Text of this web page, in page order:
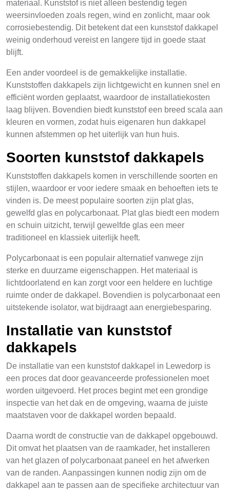
materiaal. Kunststof is niet alleen bestendig tegen
weersinvloeden zoals regen, wind en zonlicht, maar ook
corrosiebestendig. Dit betekent dat een kunststof dakkapel
weinig onderhoud vereist en langere tijd in goede staat
blijft.
Een ander voordeel is de gemakkelijke installatie.
Kunststoffen dakkapels zijn lichtgewicht en kunnen snel en
efficiënt worden geplaatst, waardoor de installatiekosten
laag blijven. Bovendien biedt kunststof een breed scala aan
kleuren en vormen, zodat huis eigenaren hun dakkapel
kunnen afstemmen op het uiterlijk van hun huis.
Soorten kunststof dakkapels
Kunststoffen dakkapels komen in verschillende soorten en
stijlen, waardoor er voor iedere smaak en behoeften iets te
vinden is. De meest populaire soorten zijn plat glas,
gewelfd glas en polycarbonaat. Plat glas biedt een modern
en schuin uitzicht, terwijl gewelfde glas een meer
traditioneel en klassiek uiterlijk heeft.
Polycarbonaat is een populair alternatief vanwege zijn
sterke en duurzame eigenschappen. Het materiaal is
lichtdoorlatend en kan zorgt voor een heldere en luchtige
ruimte onder de dakkapel. Bovendien is polycarbonaat een
uitstekende isolator, wat bijdraagt aan energiebesparing.
Installatie van kunststof
dakkapels
De installatie van een kunststof dakkapel in Lewedorp is
een proces dat door geavanceerde professionelen moet
worden uitgevoerd. Het proces begint met een grondige
inspectie van het dak en de omgeving, waarna de juiste
maatstaven voor de dakkapel worden bepaald.
Daarna wordt de constructie van de dakkapel opgebouwd.
Dit omvat het plaatsen van de raamkader, het installeren
van het glazen of polycarbonaat paneel en het afwerken
van de randen. Aanpassingen kunnen nodig zijn om de
dakkapel aan te passen aan de specifieke architectuur van